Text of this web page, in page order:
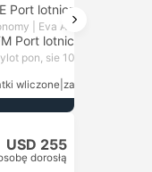
| Eva Air
pon, sie 10
wliczone za osobę dorosłą
USD 255
dorosłą